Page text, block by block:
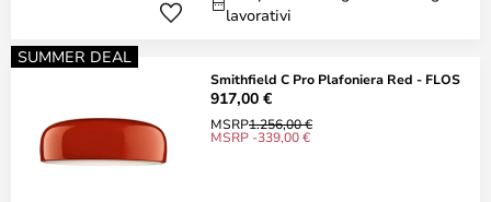
lavorativi
SUMMER DEAL
Smithfield C Pro Plafoniera Red - FLOS
917,00 €
MSRP1.256,00 €
MSRP -339,00 €